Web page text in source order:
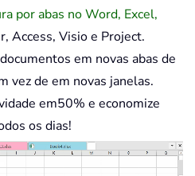
por abas no Word, Excel,
Access, Visio e Project.
em novas abas de
vez de em novas janelas.
em50% e economize
os dias!